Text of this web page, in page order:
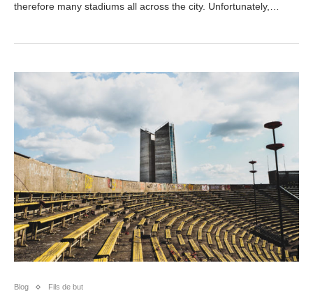
therefore many stadiums all across the city. Unfortunately,…
Blog Fils de but